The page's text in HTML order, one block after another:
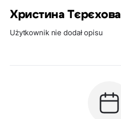
Христина Тєрєхова
Użytkownik nie dodał opisu